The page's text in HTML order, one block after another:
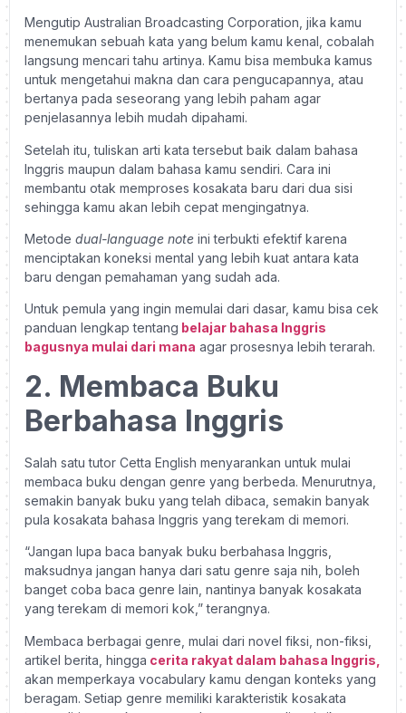
Mengutip Australian Broadcasting Corporation, jika kamu
menemukan sebuah kata yang belum kamu kenal, cobalah
langsung mencari tahu artinya. Kamu bisa membuka kamus
untuk mengetahui makna dan cara pengucapannya, atau
bertanya pada seseorang yang lebih paham agar
penjelasannya lebih mudah dipahami.
Setelah itu, tuliskan arti kata tersebut baik dalam bahasa
Inggris maupun dalam bahasa kamu sendiri. Cara ini
membantu otak memproses kosakata baru dari dua sisi
sehingga kamu akan lebih cepat mengingatnya.
Metode dual-language note ini terbukti efektif karena
menciptakan koneksi mental yang lebih kuat antara kata
baru dengan pemahaman yang sudah ada.
Untuk pemula yang ingin memulai dari dasar, kamu bisa cek
panduan lengkap tentang belajar bahasa Inggris
bagusnya mulai dari mana agar prosesnya lebih terarah.
2. Membaca Buku
Berbahasa Inggris
Salah satu tutor Cetta English menyarankan untuk mulai
membaca buku dengan genre yang berbeda. Menurutnya,
semakin banyak buku yang telah dibaca, semakin banyak
pula kosakata bahasa Inggris yang terekam di memori.
“Jangan lupa baca banyak buku berbahasa Inggris,
maksudnya jangan hanya dari satu genre saja nih, boleh
banget coba baca genre lain, nantinya banyak kosakata
yang terekam di memori kok,” terangnya.
Membaca berbagai genre, mulai dari novel fiksi, non-fiksi,
artikel berita, hingga cerita rakyat dalam bahasa Inggris,
akan memperkaya vocabulary kamu dengan konteks yang
beragam. Setiap genre memiliki karakteristik kosakata